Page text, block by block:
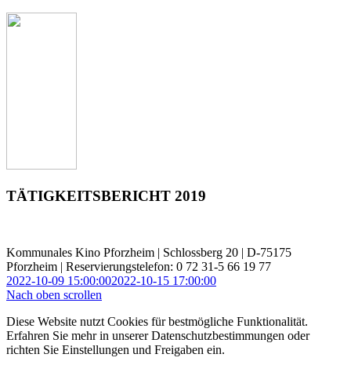
TÄTIGKEITSBERICHT 2019
Kommunales Kino Pforzheim | Schlossberg 20 | D-75175
Pforzheim | Reservierungstelefon: 0 72 31-5 66 19 77
2022-10-09 15:00:002022-10-15 17:00:00
Nach oben scrollen
Diese Website nutzt Cookies für bestmögliche Funktionalität.
Erfahren Sie mehr in unserer Datenschutzbestimmungen oder
richten Sie Einstellungen und Freigaben ein.